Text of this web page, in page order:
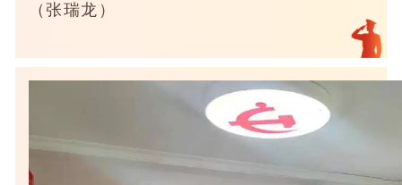
（张瑞龙）